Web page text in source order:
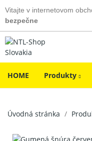
Vitajte v internetovom
bezpečne
HOME Produkty
Úvodná stránka